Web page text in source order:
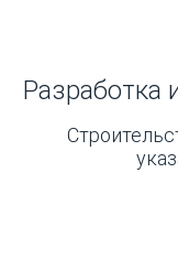
Разработка